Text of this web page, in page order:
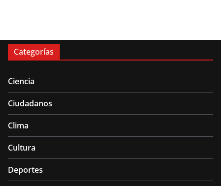
Categorías
Ciencia
Ciudadanos
Clima
Cultura
Deportes